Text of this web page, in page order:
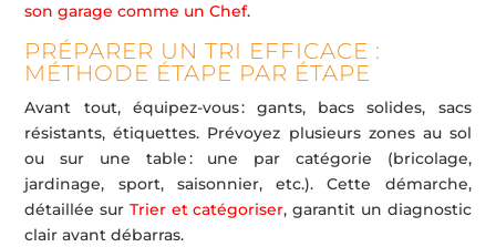
son garage comme un Chef.
PRÉPARER UN TRI EFFICACE :
MÉTHODE ÉTAPE PAR ÉTAPE
Avant tout, équipez-vous : gants, bacs solides, sacs
résistants, étiquettes. Prévoyez plusieurs zones au sol
ou sur une table : une par catégorie (bricolage,
jardinage, sport, saisonnier, etc.). Cette démarche,
détaillée sur Trier et catégoriser, garantit un diagnostic
clair avant débarras.